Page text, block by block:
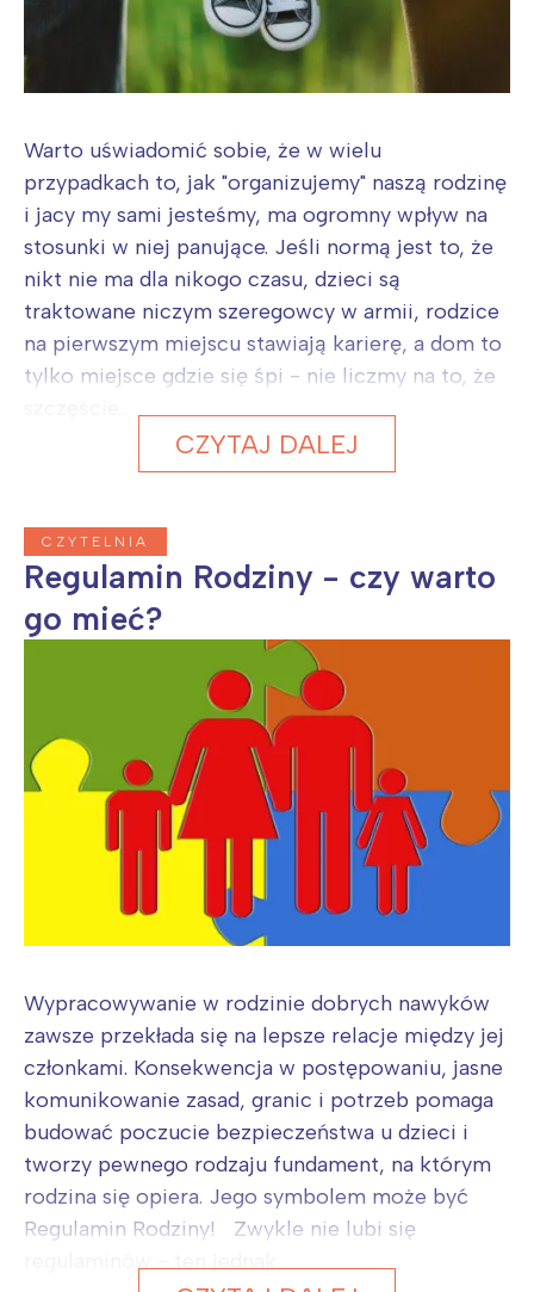
Warto uświadomić sobie, że w wielu
przypadkach to, jak "organizujemy" naszą rodzinę
i jacy my sami jesteśmy, ma ogromny wpływ na
stosunki w niej panujące. Jeśli normą jest to, że
nikt nie ma dla nikogo czasu, dzieci są
traktowane niczym szeregowcy w armii, rodzice
na pierwszym miejscu stawiają karierę, a dom to
tylko miejsce gdzie się śpi - nie liczmy na to, że
CZYTAJ DALEJ
CZYTELNIA
Regulamin Rodziny - czy warto
go mieć?
Wypracowywanie w rodzinie dobrych nawyków
zawsze przekłada się na lepsze relacje między jej
członkami. Konsekwencja w postępowaniu, jasne
komunikowanie zasad, granic i potrzeb pomaga
budować poczucie bezpieczeństwa u dzieci i
tworzy pewnego rodzaju fundament, na którym
rodzina się opiera. Jego symbolem może być
Regulamin Rodziny! Zwykle nie lubi się